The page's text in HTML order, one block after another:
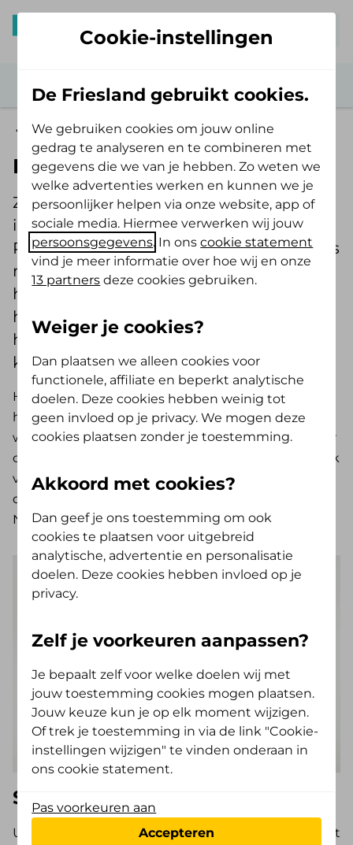
Vitaal leven
Leven met een pinda allergie
Ze controleert steevast de
ingrediëntenlijsten van verpakkingen.
Producten die ‘fout’ zijn, komen haar huis
niet in. En gaat ze uit eten, dan kiest ze
het liefst een restaurant waar ze al vaker
heeft gegeten. Sylvia Katoen heeft een
heftige pinda- en notenallergie. En dat is
knap lastig.
Het begon met jeuk. O-ve-ral jeuk. Daarna zette
haar keel op en werd ze kortademig. Weer later
werd ze ontzettend moe en futloos. ‘Ik was een jaar
of veertien, en elke keer als ik ging sporten, kreeg ik
vreemde klachten. We klopten regelmatig aan bij
de huisarts, maar die stond voor een raadsel.
Niemand wist wat het was.’
Steeds erger
Uiteindelijk wordt in het Allergieëncentrum van het
Cookie-instellingen
De Friesland gebruikt cookies.
We gebruiken cookies om jouw online
gedrag te analyseren en te combineren met
gegevens die we van je hebben. Zo weten we
welke advertenties werken en kunnen we je
persoonlijker helpen via onze website, app of
sociale media. Hiermee verwerken wij jouw
persoonsgegevens. In onscookie statement
vind je meer informatie over hoe wij en onze
13 partners deze cookies gebruiken.
Weiger je cookies?
Dan plaatsen we alleen cookies voor
functionele, affiliate en beperkt analytische
doelen. Deze cookies hebben weinig tot
geen invloed op je privacy. We mogen deze
cookies plaatsen zonder je toestemming.
Akkoord met cookies?
Dan geef je ons toestemming om ook
cookies te plaatsen voor uitgebreid
analytische, advertentie en personalisatie
doelen. Deze cookies hebben invloed op je
privacy.
Zelf je voorkeuren aanpassen?
Je bepaalt zelf voor welke doelen wij met
jouw toestemming cookies mogen plaatsen.
Jouw keuze kun je op elk moment wijzigen.
Of trek je toestemming in via de link "Cookie-
instellingen wijzigen" te vinden onderaan in
ons cookie statement.
Pas voorkeuren aan
Accepteren